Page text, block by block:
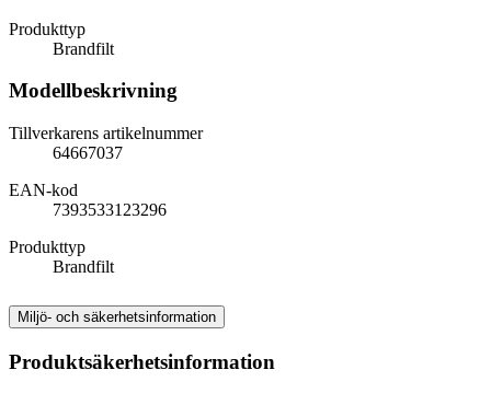
Produkttyp
Brandfilt
Modellbeskrivning
Tillverkarens artikelnummer
64667037
EAN-kod
7393533123296
Produkttyp
Brandfilt
Miljö- och säkerhetsinformation
Produktsäkerhetsinformation